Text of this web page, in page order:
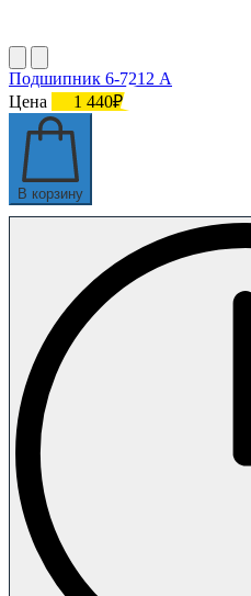
Подшипник 6-7212 А
Цена
1 440₽
В корзину